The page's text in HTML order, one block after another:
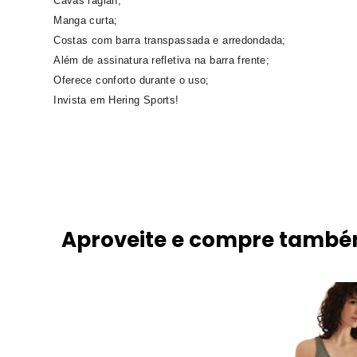
Manga curta;
Costas com barra transpassada e arredondada;
Além de assinatura refletiva na barra frente;
Oferece conforto durante o uso;
Invista em Hering Sports!
Aproveite e compre